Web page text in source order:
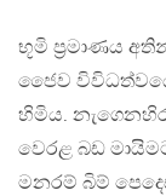
භූමි ප‍්‍රමාණය
ජෛව
හිමිය.
වෙරළ බඩ
මනරම් බිම්